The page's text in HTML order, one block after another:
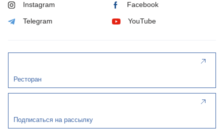
Instagram Facebook
Telegram YouTube
Ресторан
Подписаться на рассылку